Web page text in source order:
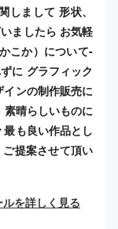
しまして 形状、
ましたら お気軽
こか）について-
に グラフィック
ンの制作販売に
晴らしいものに
も良い作品とし
提案させて頂い
を詳しく見る